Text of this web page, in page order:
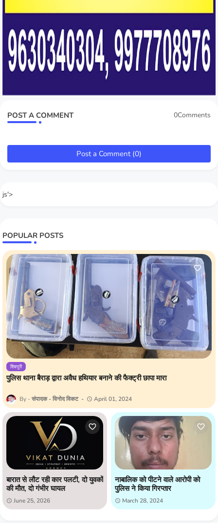
POST A COMMENT 0Comments
Post a Comment (0)
js'>
POPULAR POSTS
शिवपुरी
पुलिस थाना बैराड़ द्वारा अवैध हथियार बनाने की फैक्ट्री छापा मारा
संपादक - विनोद विकट April 01, 2024
बारात से लौट रही कार पलटी, दो युवकों
की मौत, दो गंभीर घायल
June 25, 2026
नाबालिक को पीटने वाले आरोपी को
पुलिस ने किया गिरप्तार
March 28, 2024